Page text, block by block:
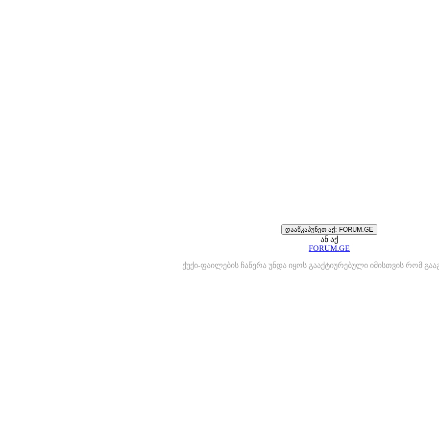
დააწკაპუნეთ აქ: FORUM.GE
ან აქ
FORUM.GE
ქუქი-ფაილების ჩაწერა უნდა იყოს გააქტიურებული იმისთვის რომ